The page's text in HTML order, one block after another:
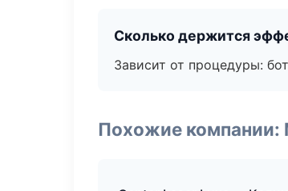
Сколько держится
Зависит от процедуры:
Похожие компании: